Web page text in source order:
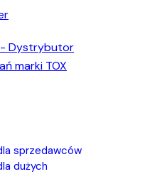
sprzedawców
dużych